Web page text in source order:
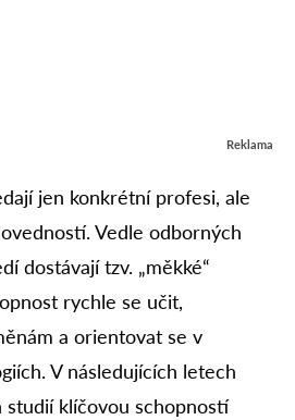
Reklama
jen konkrétní profesi, ale
Vedle odborných
dostávají tzv. „měkké“
rychle se učit,
a orientovat se v
V následujících letech
klíčovou schopností